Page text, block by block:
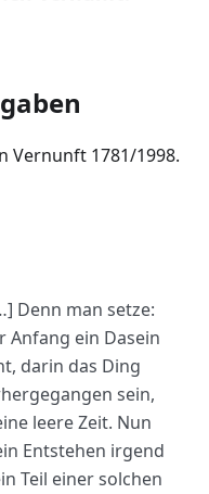
Vernunft 1781/1998.
Denn man setze:
Anfang ein Dasein
darin das Ding
sein,
leere Zeit. Nun
Entstehen irgend
Teil einer solchen